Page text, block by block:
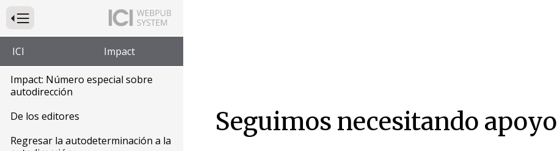
Presione para alternar la navegación principal del sitio web
ICI Impact
Impact: Número especial sobre
autodirección
De los editores
Regresar la autodeterminación a la
Seguimos necesitando apoyo